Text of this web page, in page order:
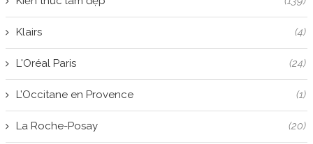
Klairs (4)
L'Oréal Paris (24)
L’Occitane en Provence (1)
La Roche-Posay (20)